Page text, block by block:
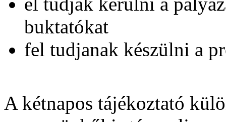
buktatókat
fel tudjanak készülni a
A kétnapos tájékoztató